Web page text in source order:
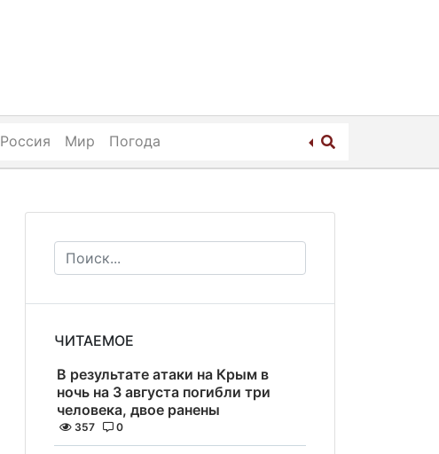
Россия Мир Погода
ЧИТАЕМОЕ
В результате атаки на Крым в
ночь на 3 августа погибли три
человека, двое ранены
357 0